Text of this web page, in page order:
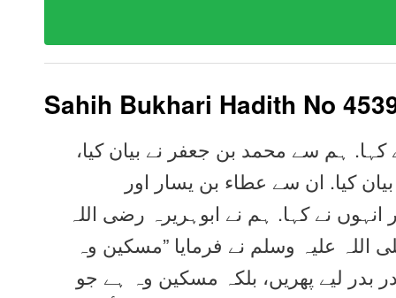
Sahih Bukhari Hadith No
کہا. ہم سے محمد بن جعفر نے بیان کیا،
کیا. ان سے عطاء بن یسار اور
نے کہا. ہم نے ابوہریرہ رضی اللہ
اللہ علیہ وسلم نے فرمایا ”مسکین وہ
بدر لیے پھریں، بلکہ مسکین وہ ہے جو